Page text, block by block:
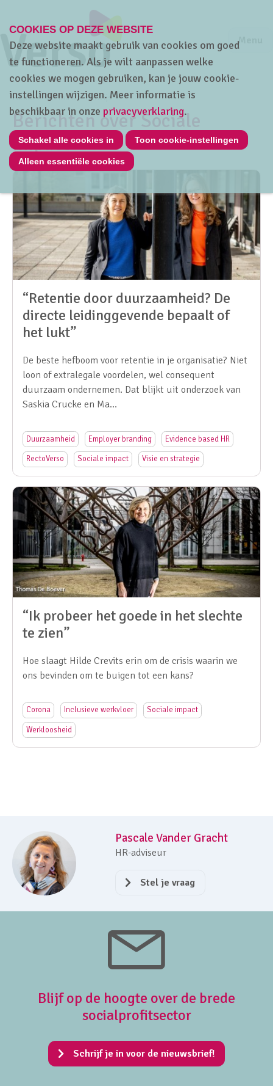
Jump
Menu
Home Thema's HRwijs
Berichten over Sociale
impact
“Retentie door duurzaamheid? De
directe leidinggevende bepaalt of
het lukt”
De beste hefboom voor retentie in je organisatie? Niet
loon of extralegale voordelen, wel consequent
duurzaam ondernemen. Dat blijkt uit onderzoek van
Saskia Crucke en Ma…
Duurzaamheid Employer branding Evidence based HR
RectoVerso Sociale impact Visie en strategie
“Ik probeer het goede in het slechte
te zien”
Hoe slaagt Hilde Crevits erin om de crisis waarin we
ons bevinden om te buigen tot een kans?
Corona Inclusieve werkvloer Sociale impact
Werkloosheid
Pascale Vander Gracht
HR-adviseur
Stel je vraag
Blijf op de hoogte over de brede
socialprofitsector
Schrijf je in voor de nieuwsbrief!
COOKIES OP DEZE WEBSITE
Deze website maakt gebruik van cookies om goed
te functioneren. Als je wilt aanpassen welke
cookies we mogen gebruiken, kan je jouw cookie-
instellingen wijzigen. Meer informatie is
beschikbaar in onze privacyverklaring.
Schakel alle cookies in Toon cookie-instellingen
Alleen essentiële cookies